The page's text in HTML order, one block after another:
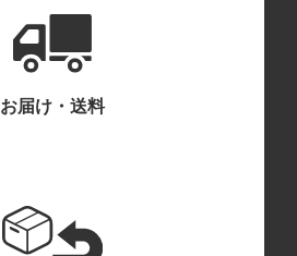
お届け・送料